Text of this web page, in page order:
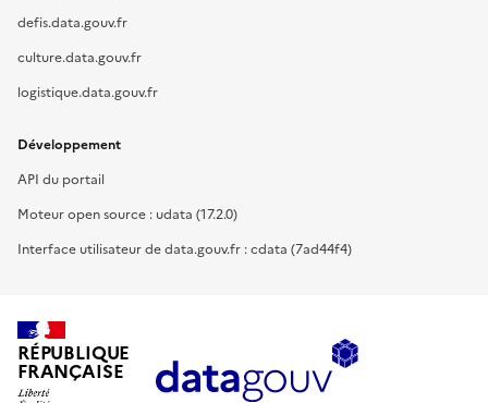
defis.data.gouv.fr
culture.data.gouv.fr
logistique.data.gouv.fr
Développement
API du portail
Moteur open source : udata (17.2.0)
Interface utilisateur de data.gouv.fr : cdata (7ad44f4)
RÉPUBLIQUE
FRANÇAISE